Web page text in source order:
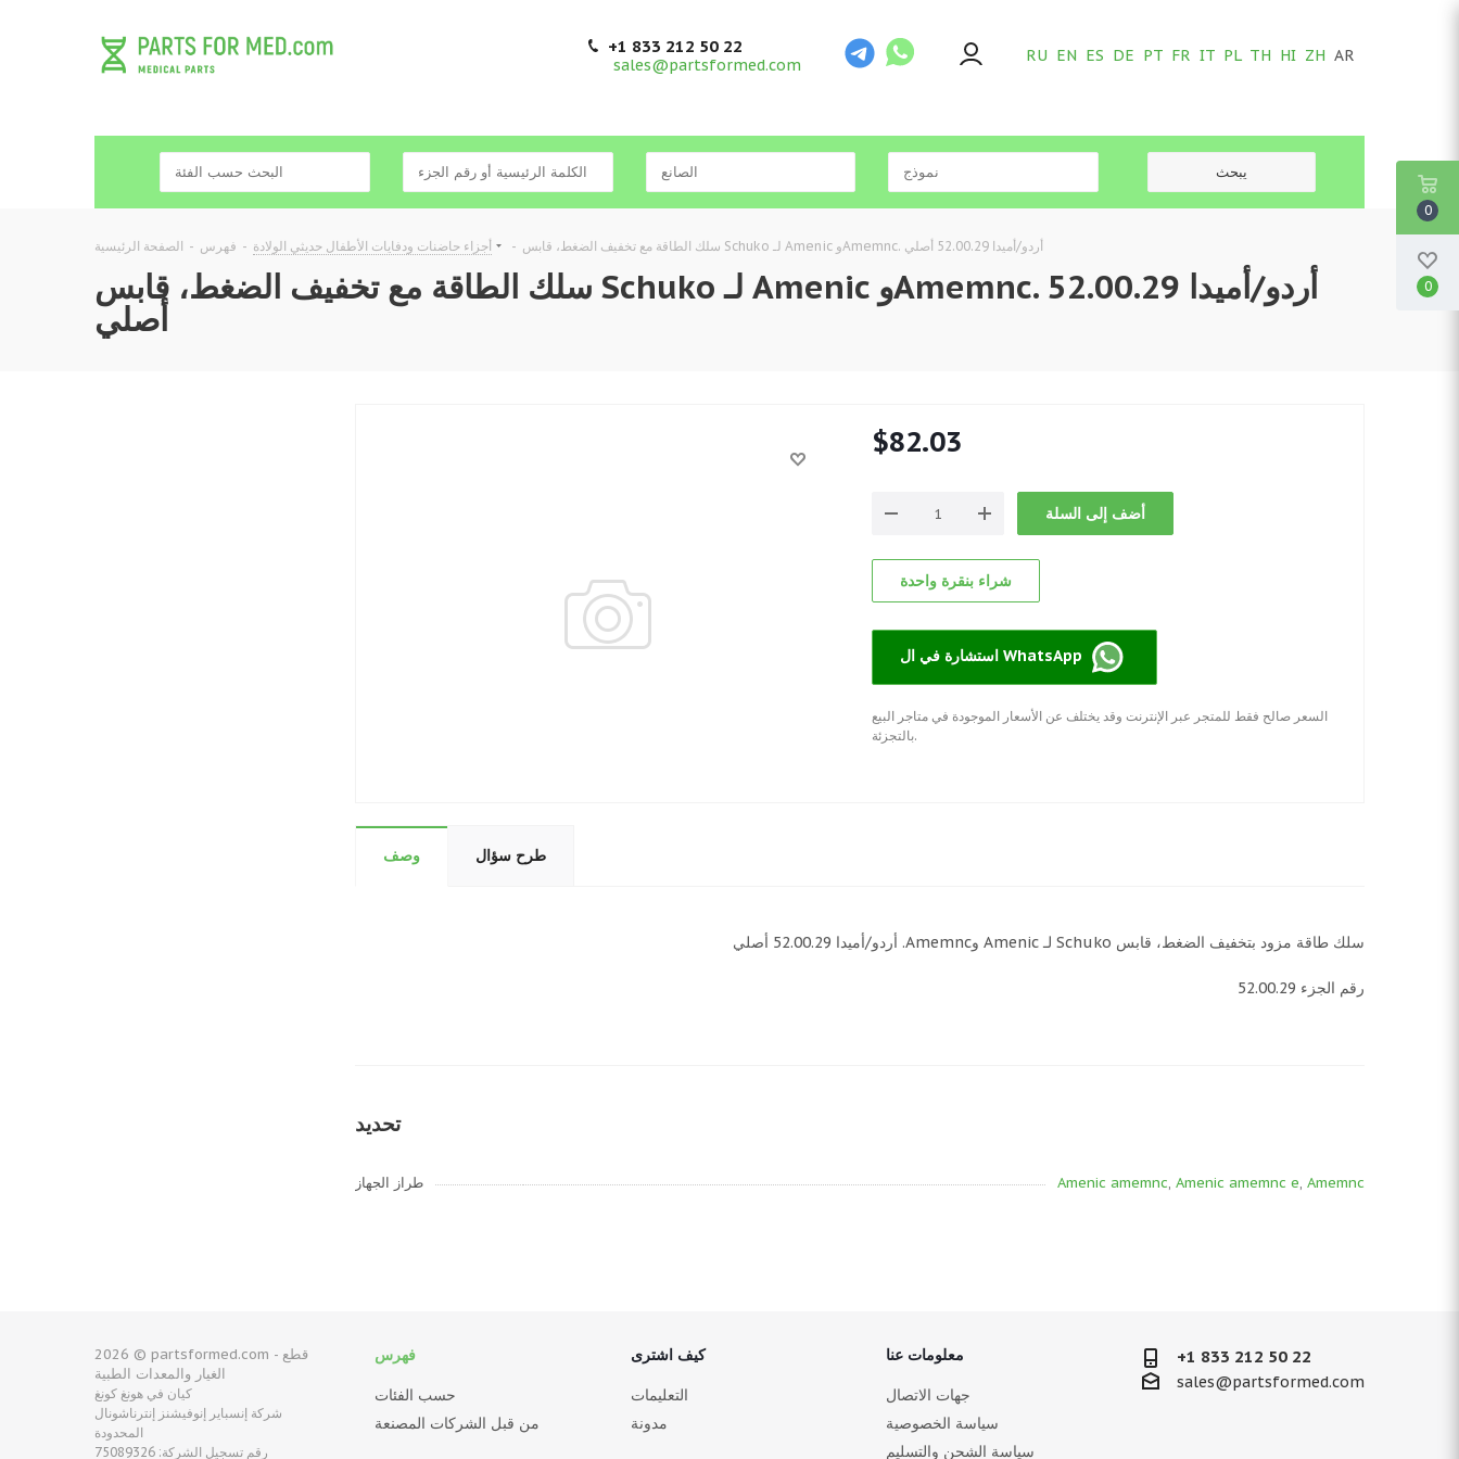
RU EN ES DE PT FR IT PL TH HI ZH AR
+1 833 212 50 22
sales@partsformed.com
الصفحة الرئيسية - فهرس - أجزاء حاضنات ودفايات الأطفال حديثي الولادة - سلك الطاقة مع تخفيف الضغط، قابس Schuko لـ Amenic وAmemnc. أردو/أميدا 52.00.29 أصلي
سلك الطاقة مع تخفيف الضغط، قابس Schuko لـ Amenic وAmemnc. أردو/أميدا 52.00.29
أصلي
$82.03
أضف إلى السلة
شراء بنقرة واحدة
استشارة في ال WhatsApp
السعر صالح فقط للمتجر عبر الإنترنت وقد يختلف عن الأسعار الموجودة في متاجر البيع
بالتجزئة.
وصف طرح سؤال
سلك طاقة مزود بتخفيف الضغط، قابس Schuko لـ Amenic وAmemnc. أردو/أميدا 52.00.29 أصلي
رقم الجزء 52.00.29
تحديد
طراز الجهاز Amenic amemnc, Amenic amemnc e, Amemnc
2026 © partsformed.com - قطع
الغيار والمعدات الطبية
كيان في هونغ كونغ
شركة إنسباير إنوفيشنز إنترناشونال
المحدودة
رقم تسجيل الشركة: 75089326
فهرس
حسب الفئات
من قبل الشركات المصنعة
كيف اشترى
التعليمات
مدونة
معلومات عنا
جهات الاتصال
سياسة الخصوصية
سياسة الشحن والتسليم
+1 833 212 50 22
sales@partsformed.com
0
0